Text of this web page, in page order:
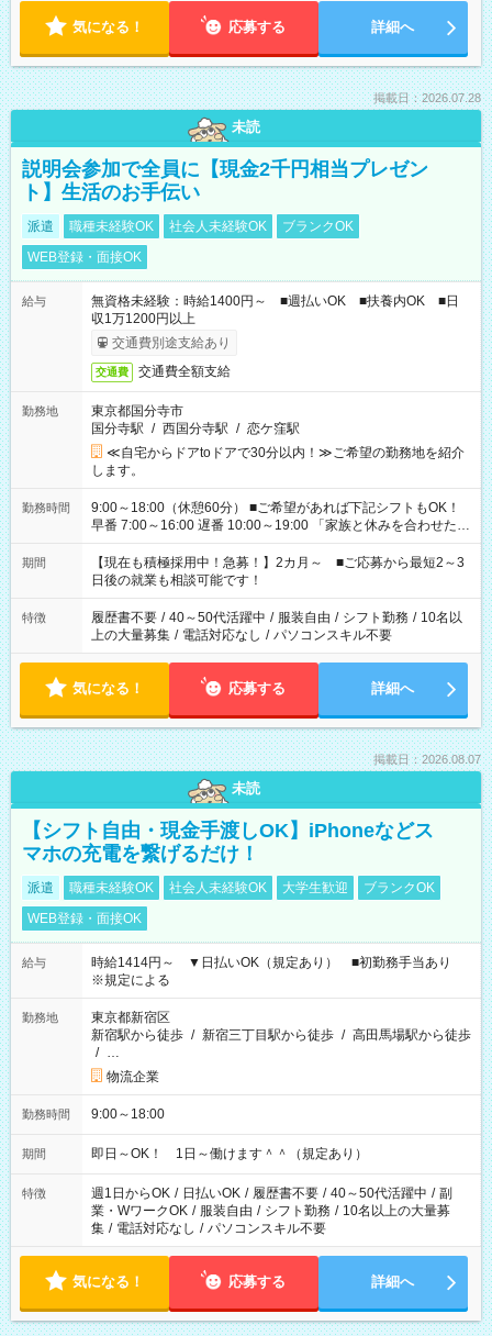
気になる！ 応募する 詳細へ
掲載日：2026.07.28
未読
説明会参加で全員に【現金2千円相当プレゼン
ト】生活のお手伝い
派遣 職種未経験OK 社会人未経験OK
ブランクOK
WEB登録・面接OK
給与
無資格未経験：時給1400円～ ■週払いOK ■扶養内OK ■日
収1万1200円以上
交通費別途支給あり
交通費 交通費全額支給
勤務地
東京都国分寺市
国分寺駅 / 西国分寺駅 / 恋ケ窪駅
≪自宅からドアtoドアで30分以内！≫ご希望の勤務地を紹介
します。
勤務時間
9:00～18:00（休憩60分） ■ご希望があれば下記シフトもOK！
早番 7:00～16:00 遅番 10:00～19:00 「家族と休みを合わせた
い」 「余裕を持って夕飯の準備がしたい」 「できれば残業はし
たくない」 など、ご希望を教えてくださいね。 ※Wワーク希望
の方へ 今ご覧のお仕事で希望する勤務時間と、もう1つのお仕事
の勤務時間。 合計で週40時間を超える場合は応募できません。
期間
【現在も積極採用中！急募！】2カ月～ ■ご応募から最短2～3
日後の就業も相談可能です！
特徴 履歴書不要 / 40～50代活躍中 / 服装自由 / シフト勤務 / 10名以
上の大量募集 / 電話対応なし / パソコンスキル不要
気になる！ 応募する 詳細へ
掲載日：2026.08.07
未読
【シフト自由・現金手渡しOK】iPhoneなどス
マホの充電を繋げるだけ！
派遣 職種未経験OK 社会人未経験OK 大学生歓迎
ブランクOK
WEB登録・面接OK
給与
時給1414円～ ▼日払いOK（規定あり） ■初勤務手当あり
※規定による
勤務地
東京都新宿区
新宿駅から徒歩 / 新宿三丁目駅から徒歩 / 高田馬場駅から徒歩
/ …
物流企業
勤務時間 9:00～18:00
期間 即日～OK！ 1日～働けます＾＾（規定あり）
特徴 週1日からOK / 日払いOK / 履歴書不要 / 40～50代活躍中 / 副
業・WワークOK / 服装自由 / シフト勤務 / 10名以上の大量募
集 / 電話対応なし / パソコンスキル不要
気になる！ 応募する 詳細へ